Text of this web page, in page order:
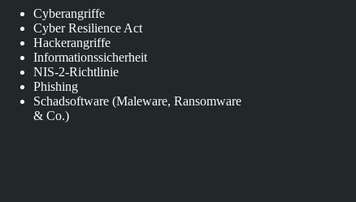
Cyberangriffe
Cyber Resilience Act
Hackerangriffe
Informationssicherheit
NIS-2-Richtlinie
Phishing
Schadsoftware (Maleware, Ransomware
& Co.)